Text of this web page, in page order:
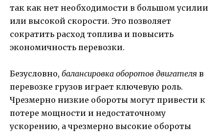
так как нет необходимости в большом усилии
или высокой скорости. Это позволяет
сократить расход топлива и повысить
экономичность перевозки.
Безусловно, балансировка оборотов двигателя в
перевозке грузов играет ключевую роль.
Чрезмерно низкие обороты могут привести к
потере мощности и недостаточному
ускорению, а чрезмерно высокие обороты